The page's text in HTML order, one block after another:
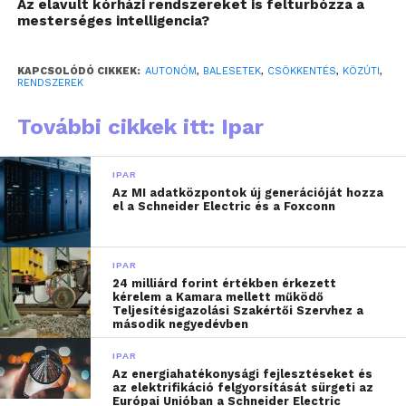
Az önvezető rendszerekkel akár
90 százalékkal csökkenthető a
közúti balesetek száma
Az emberi tényező kizárása a vezetési folyamatból
Az elavult kórházi rendszereket is felturbózza a
mesterséges intelligencia?
KAPCSOLÓDÓ CIKKEK: AUTONÓM, BALESETEK, CSÖKKENTÉS, KÖZÚTI,
RENDSZEREK
További cikkek itt: Ipar
IPAR
Az MI adatközpontok új generációját hozza
el a Schneider Electric és a Foxconn
IPAR
24 milliárd forint értékben érkezett
kérelem a Kamara mellett működő
Teljesítésigazolási Szakértői Szervhez a
második negyedévben
IPAR
Az energiahatékonysági fejlesztéseket és
az elektrifikáció felgyorsítását sürgeti az
Európai Unióban a Schneider Electric